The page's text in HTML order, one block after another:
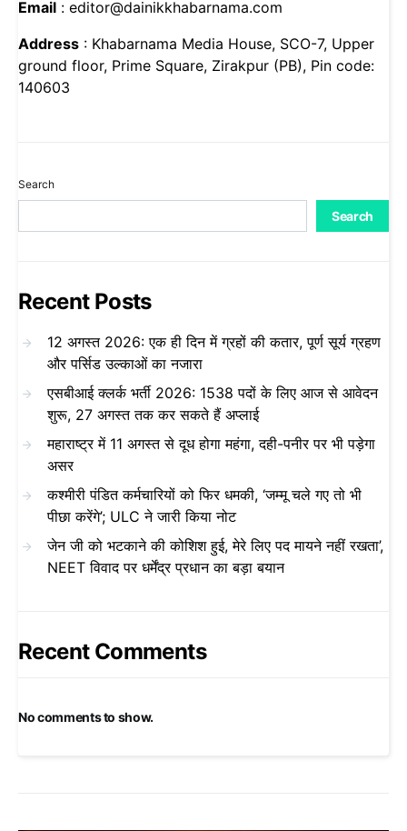
Email : editor@dainikkhabarnama.com
Address : Khabarnama Media House, SCO-7, Upper
ground floor, Prime Square, Zirakpur (PB), Pin code:
140603
Search
Search
Recent Posts
12 अगस्त 2026: एक ही दिन में ग्रहों की कतार, पूर्ण सूर्य ग्रहण
और पर्सिड उल्काओं का नजारा
एसबीआई क्लर्क भर्ती 2026: 1538 पदों के लिए आज से आवेदन
शुरू, 27 अगस्त तक कर सकते हैं अप्लाई
महाराष्ट्र में 11 अगस्त से दूध होगा महंगा, दही-पनीर पर भी पड़ेगा
असर
कश्मीरी पंडित कर्मचारियों को फिर धमकी, ‘जम्मू चले गए तो भी
पीछा करेंगे’; ULC ने जारी किया नोट
जेन जी को भटकाने की कोशिश हुई, मेरे लिए पद मायने नहीं रखता’,
NEET विवाद पर धर्मेंद्र प्रधान का बड़ा बयान
Recent Comments
No comments to show.